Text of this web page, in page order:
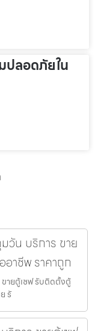
ปลอดภัยใน
วัน บริการ ขาย
าชีพ ราคาถูก
ายตู้เซฟ รับติดตั้งตู้
รั